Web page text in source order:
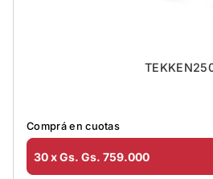
Comprá en cuotas
30 x Gs. Gs. 759.000